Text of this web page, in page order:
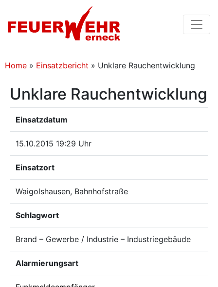
Home » Einsatzbericht » Unklare Rauchentwicklung
Unklare Rauchentwicklung
Einsatzdatum
15.10.2015 19:29 Uhr
Einsatzort
Waigolshausen, Bahnhofstraße
Schlagwort
Brand – Gewerbe / Industrie – Industriegebäude
Alarmierungsart